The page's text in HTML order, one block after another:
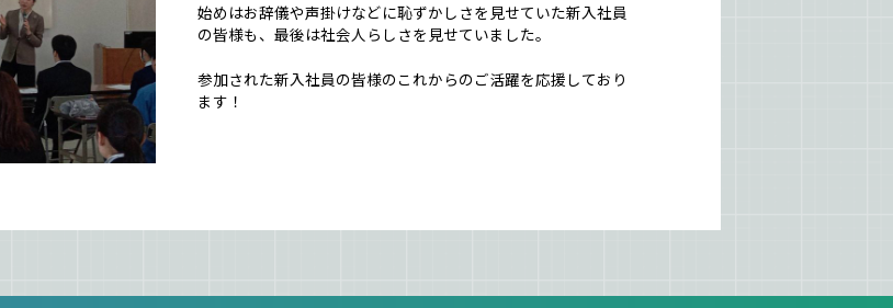
始めはお辞儀や声掛けなどに恥ずかしさを見せていた新入社員
の皆様も、最後は社会人らしさを見せていました。
参加された新入社員の皆様のこれからのご活躍を応援しており
ます！